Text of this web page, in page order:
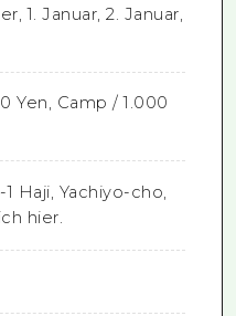
1. Januar, 2. Januar,
Yen, Camp / 1.000
Haji, Yachiyo-cho,
hier.